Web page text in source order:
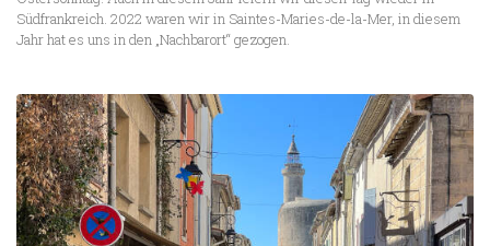
Südfrankreich. 2022 waren wir in Saintes-Maries-de-la-Mer, in diesem
Jahr hat es uns in den „Nachbarort“ gezogen.